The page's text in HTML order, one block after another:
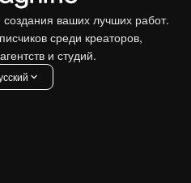
ваших лучших работ.
среди креаторов,
и студий.